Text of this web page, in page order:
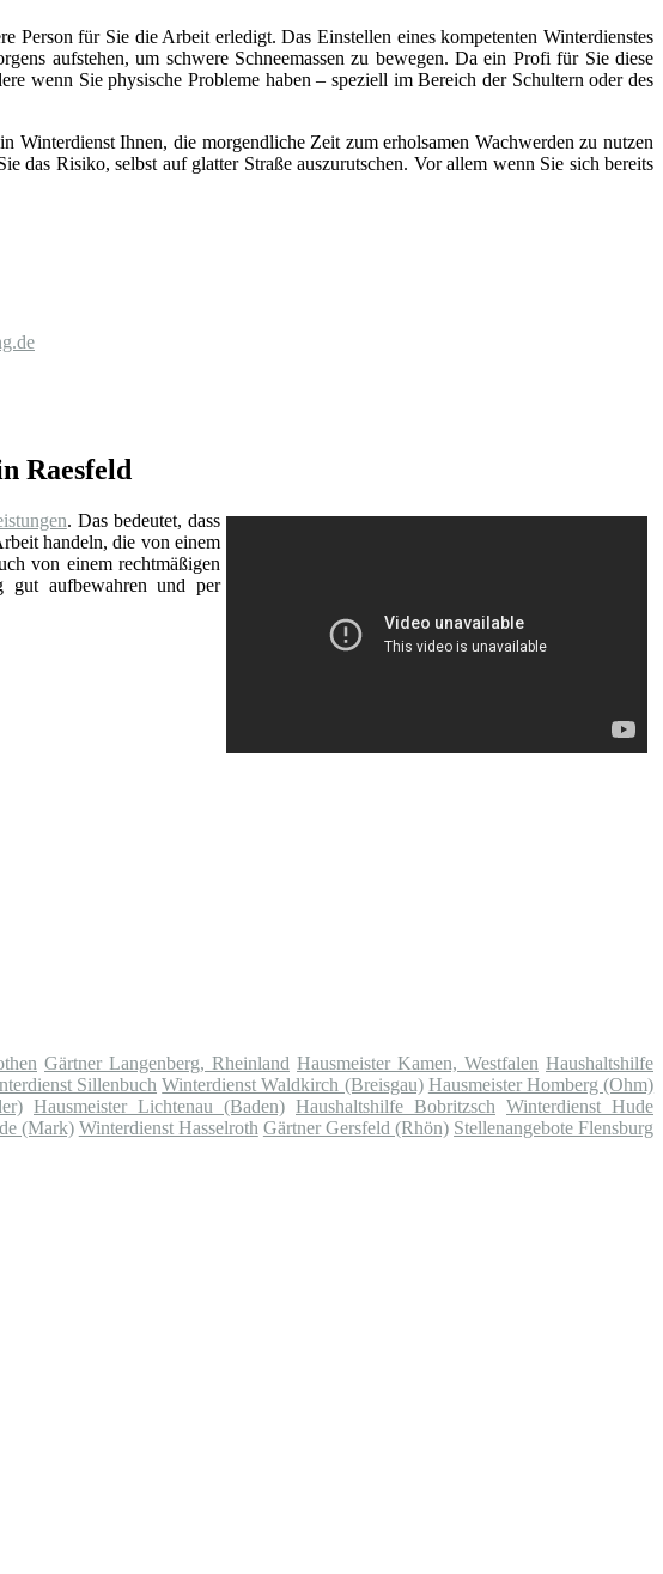
Person für Sie die Arbeit erledigt. Das Einstellen eines kompetenten Winterdienstes
aufstehen, um schwere Schneemassen zu bewegen. Da ein Profi für Sie diese
wenn Sie physische Probleme haben – speziell im Bereich der Schultern oder des
Winterdienst Ihnen, die morgendliche Zeit zum erholsamen Wachwerden zu nutzen
das Risiko, selbst auf glatter Straße auszurutschen. Vor allem wenn Sie sich bereits
Raesfeld
. Das bedeutet, dass
handeln, die von einem
von einem rechtmäßigen
gut aufbewahren und per
Gärtner Langenberg, Rheinland Hausmeister Kamen, Westfalen Haushaltshilfe
Sillenbuch Winterdienst Waldkirch (Breisgau) Hausmeister Homberg (Ohm)
Hausmeister Lichtenau (Baden) Haushaltshilfe Bobritzsch Winterdienst Hude
(Mark) Winterdienst Hasselroth Gärtner Gersfeld (Rhön) Stellenangebote Flensburg